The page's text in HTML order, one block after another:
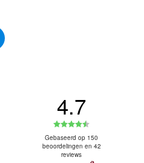
5 uit 5 sterren
4 uit 5 sterren
3 uit 5 sterren
2 uit 5 sterren
1 uit 5 sterren
4.7
4.7
uit
Gebaseerd op 150
beoordelingen en 42
reviews